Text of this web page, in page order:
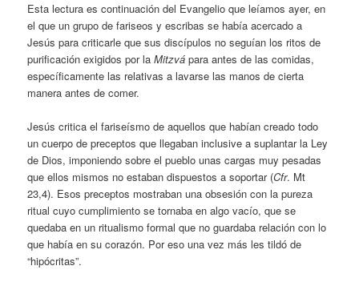
Esta lectura es continuación del Evangelio que leíamos ayer, en
el que un grupo de fariseos y escribas se había acercado a
Jesús para criticarle que sus discípulos no seguían los ritos de
purificación exigidos por laMitzvá para antes de las comidas,
específicamente las relativas a lavarse las manos de cierta
manera antes de comer.
Jesús critica el fariseísmo de aquellos que habían creado todo
un cuerpo de preceptos que llegaban inclusive a suplantar la Ley
de Dios, imponiendo sobre el pueblo unas cargas muy pesadas
que ellos mismos no estaban dispuestos a soportar (Cfr. Mt
23,4). Esos preceptos mostraban una obsesión con la pureza
ritual cuyo cumplimiento se tornaba en algo vacío, que se
quedaba en un ritualismo formal que no guardaba relación con lo
que había en su corazón. Por eso una vez más les tildó de
“hipócritas”.